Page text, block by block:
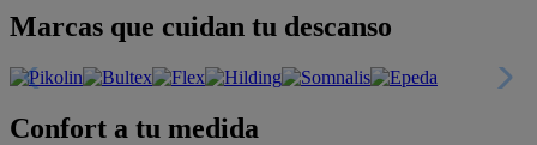
Marcas que cuidan tu descanso
Confort a tu medida